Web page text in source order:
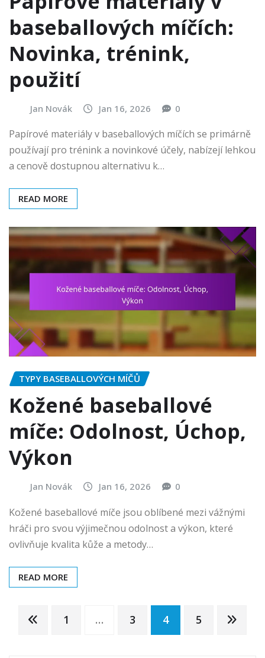
baseballových míčích:
Novinka, trénink,
použití
Jan Novák Jan 16, 2026 0
Papírové materiály v baseballových míčích se primárně
používají pro trénink a novinkové účely, nabízejí lehkou
a cenově dostupnou alternativu k…
READ MORE
TYPY BASEBALLOVÝCH MÍČŮ
Kožené baseballové
míče: Odolnost, Úchop,
Výkon
Jan Novák Jan 16, 2026 0
Kožené baseballové míče jsou oblíbené mezi vážnými
hráči pro svou výjimečnou odolnost a výkon, které
ovlivňuje kvalita kůže a metody…
READ MORE
Posts
1 … 3 4 5